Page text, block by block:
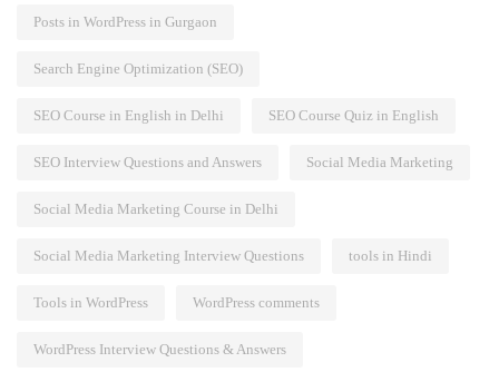
Posts in WordPress in Gurgaon
Search Engine Optimization (SEO)
SEO Course in English in Delhi SEO Course Quiz in English
SEO Interview Questions and Answers Social Media Marketing
Social Media Marketing Course in Delhi
Social Media Marketing Interview Questions tools in Hindi
Tools in WordPress WordPress comments
WordPress Interview Questions & Answers